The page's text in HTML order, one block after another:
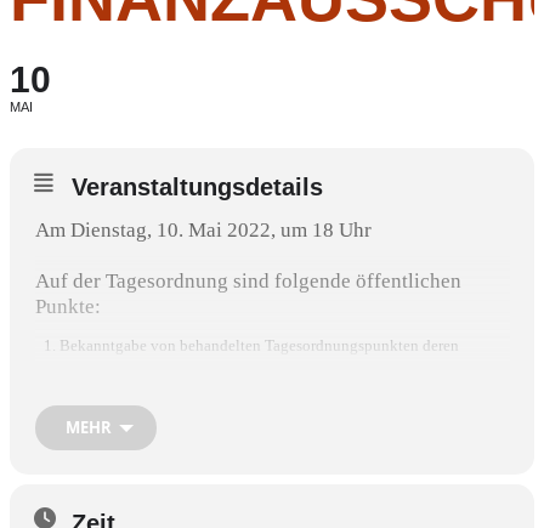
10
MAI
Veranstaltungsdetails
Am Dienstag, 10. Mai 2022, um 18 Uhr
Auf der Tagesordnung sind folgende öffentlichen
Punkte:
Bekanntgabe von behandelten Tagesordnungspunkten deren
Erweiterung der Grundschule Am Gries
Antrag AK 68 – Aufstellung einer Skulptur im Zuge der
MEHR